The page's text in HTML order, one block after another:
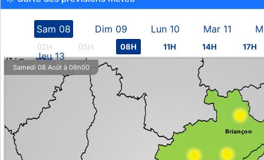
Sam 08 Dim 09 Lun 10 Mar 11
Jeu 13
02H 05H 08H 11H 14H
17H
23H
Samedi 08 Août à 08h00